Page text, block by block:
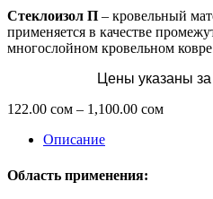
Стеклоизол П – кровельный
применяется в качестве
многослойном кровельном
Цены указаны
122.00 сом – 1,100.00 сом
Описание
Область применения: